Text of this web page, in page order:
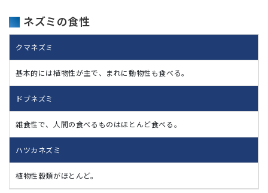
ネズミの食性
クマネズミ
基本的には植物性が主で、まれに動物性も食べる。
ドブネズミ
雑食性で、人間の食べるものはほとんど食べる。
ハツカネズミ
植物性穀類がほとんど。